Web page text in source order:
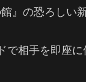
』の恐ろしい
で相手を即座